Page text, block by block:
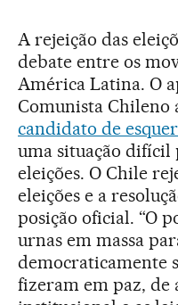
A rejeição das
debate entre os
América Latina. O
Comunista Chileno
candidato de
uma situação difícil
eleições. O Chile
eleições e a
posição oficial. “O
urnas em massa
democraticamente
fizeram em paz, de